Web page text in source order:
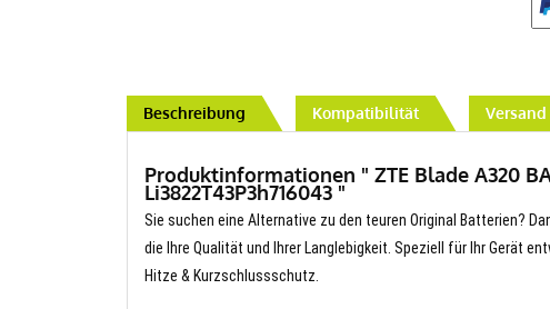
Beschreibung Kompatibilität
Produktinformationen " ZTE Blade A320
Li3822T43P3h716043 "
Sie suchen eine Alternative zu den teuren Original Batterien?
die Ihre Qualität und Ihrer Langlebigkeit. Speziell für Ihr Gerät
Hitze & Kurzschlussschutz.